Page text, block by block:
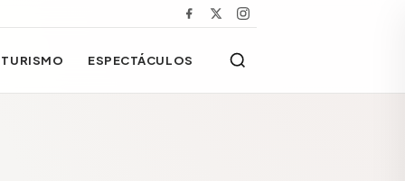
TURISMO ESPECTÁCULOS